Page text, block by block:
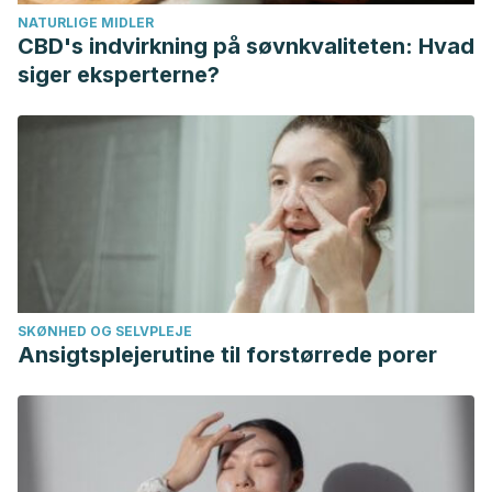
Dabrowski – A Life of Positive Maladjustment (1902-
A Century of Contributions to Gifted Education:
Illuminating Lives
Rodríguez, Magda Yaneth Acevedo, and Leidy Mayerly
Gélvez Gafaro. “Estrategias de intervención cognitivo
conductual en un caso de depresión persistente.”
Virtual Universidad Católica del Norte55 (2018): 201-217.
Sidoli, Mara (1983). “De-Integration and Re-Integration in
the First Two Weeks of Life”.
J. Anal. Psychol. 28(3): 201–
212.
Yalom, I. D. (1980). Existential Psychotherapy. New York:
Basic Books.
Skrzyniarz, Ryszard. “Lublin teachers, lecturers and
masters of Kazimierz Dąbrowski: discovering the
Polska Myśl Pedagogiczna
5.5 (2019).
NATURLIGE MIDLER
CBD's indvirkning på søvnkvaliteten: Hvad
siger eksperterne?
SKØNHED OG SELVPLEJE
Ansigtsplejerutine til forstørrede porer